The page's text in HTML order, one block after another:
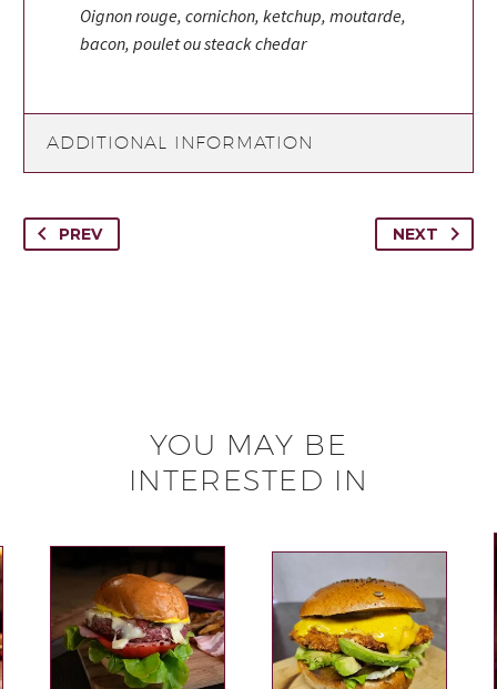
Oignon rouge, cornichon, ketchup, moutarde,
bacon, poulet ou steack chedar
ADDITIONAL INFORMATION
PREV NEXT
YOU MAY BE
INTERESTED IN